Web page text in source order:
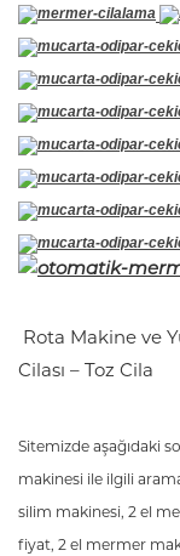
Rota Makine ve
Cilası – Toz Cila
Sitemizde aşağıdaki
makinesi ile ilgili
silim makinesi, 2 el
fiyat, 2 el mermer